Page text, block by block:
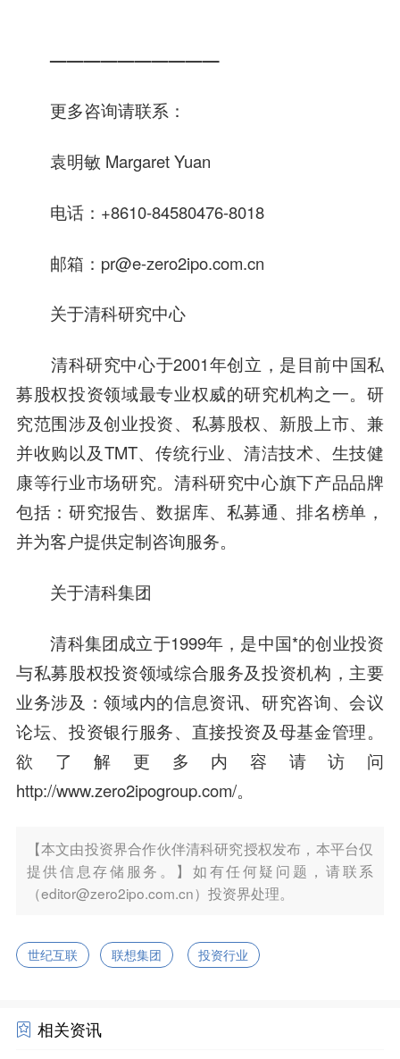
——————————
更多咨询请联系：
袁明敏 Margaret Yuan
电话：+8610-84580476-8018
邮箱： pr@e-zero2ipo.com.cn
关于清科研究中心
清科研究中心于2001年创立，是目前中国私
募股权投资领域最专业权威的研究机构之一。研
究范围涉及创业投资、私募股权、新股上市、兼
并收购以及TMT、传统行业、清洁技术、生技健
康等行业市场研究。清科研究中心旗下产品品牌
包括：研究报告、数据库、私募通、排名榜单，
并为客户提供定制咨询服务。
关于清科集团
清科集团成立于1999年，是中国*的创业投资
与私募股权投资领域综合服务及投资机构，主要
业务涉及：领域内的信息资讯、研究咨询、会议
论坛、投资银行服务、直接投资及母基金管理。
欲了解更多内容请访问
http://www.zero2ipogroup.com/。
【本文由投资界合作伙伴清科研究授权发布，本平台仅
提供信息存储服务。】如有任何疑问题，请联系
（editor@zero2ipo.com.cn）投资界处理。
世纪互联 联想集团 投资行业
相关资讯